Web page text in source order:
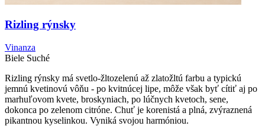
Rizling rýnsky
Vinanza
Biele Suché
Rizling rýnsky má svetlo-žltozelenú až zlatožltú farbu a typickú
jemnú kvetinovú vôňu - po kvitnúcej lipe, môže však byť cítiť aj po
marhuľovom kvete, broskyniach, po lúčnych kvetoch, sene,
dokonca po zelenom citróne. Chuť je korenistá a plná, zvýraznená
pikantnou kyselinkou. Vyniká svojou harmóniou.